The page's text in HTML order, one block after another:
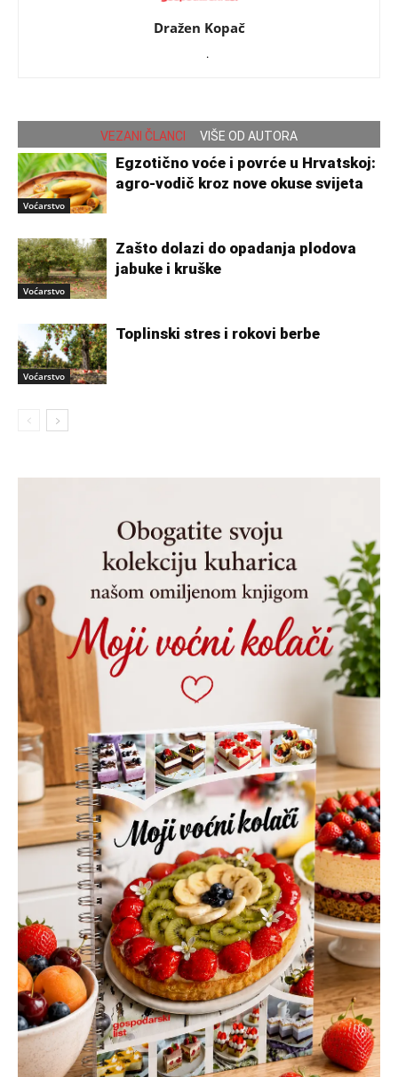
Dražen Kopač
.
VEZANI ČLANCI VIŠE OD AUTORA
Voćarstvo
Egzotično voće i povrće u Hrvatskoj:
agro-vodič kroz nove okuse svijeta
Voćarstvo
Zašto dolazi do opadanja plodova
jabuke i kruške
Voćarstvo
Toplinski stres i rokovi berbe